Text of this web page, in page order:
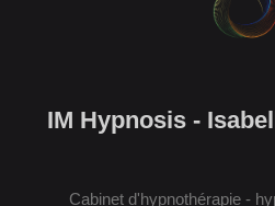
IM Hypnosis -
Cabinet d'hypnothérapie -